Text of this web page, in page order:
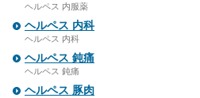
ヘルペス 内服薬
ヘルペス 内科
ヘルペス 内科
ヘルペス 鈍痛
ヘルペス 鈍痛
ヘルペス 豚肉